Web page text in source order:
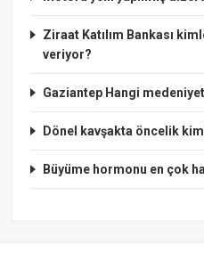
Ziraat Katılım Bankası
veriyor?
Gaziantep Hangi
Dönel kavşakta öncelik
Büyüme hormonu en çok